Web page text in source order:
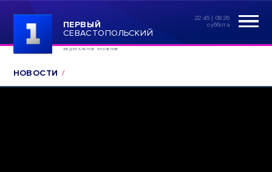
ПЕРВЫЙ
СЕВАСТОПОЛЬСКИЙ
ФЕДЕРАЛЬНОЕ ЗНАЧЕНИЕ
22:45 | 08.26
суббота
НОВОСТИ